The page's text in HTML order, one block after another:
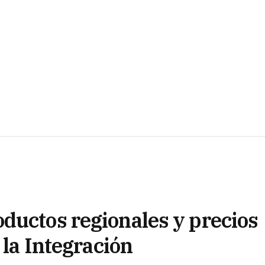
regionales y precios
la Integración